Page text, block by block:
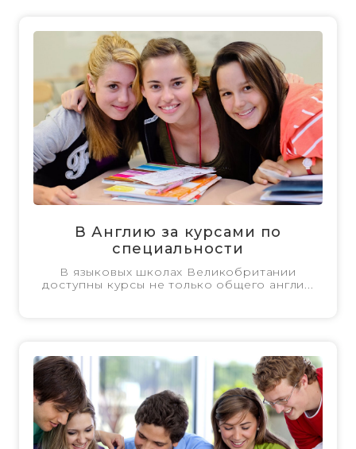
В Англию за курсами по
специальности
В языковых школах Великобритании
доступны курсы не только общего англи...